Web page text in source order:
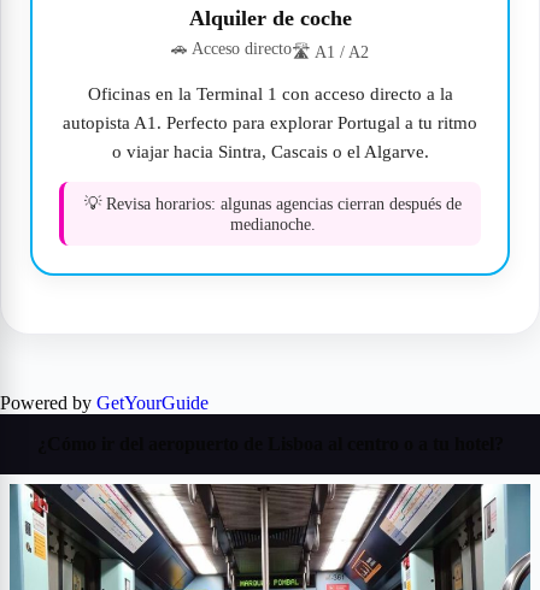
Alquiler de coche
🚗 Acceso directo🛣 A1 / A2
Oficinas en la Terminal 1 con acceso directo a la
autopista A1. Perfecto para explorar Portugal a tu ritmo
o viajar hacia Sintra, Cascais o el Algarve.
💡 Revisa horarios: algunas agencias cierran después de
medianoche.
Powered by GetYourGuide